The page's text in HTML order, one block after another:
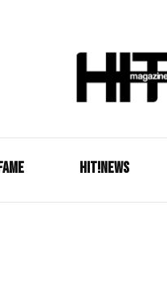
HIT!NEWS